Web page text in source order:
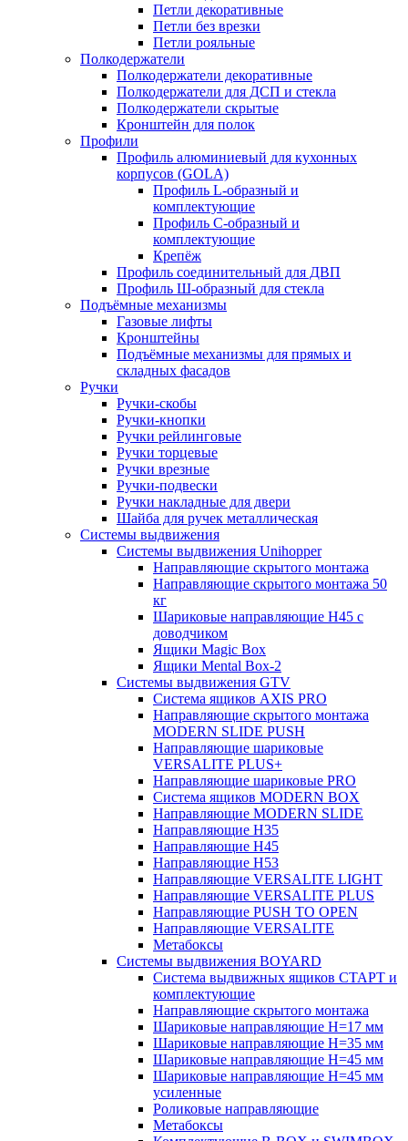
Петли декоративные
Петли без врезки
Петли рояльные
Полкодержатели
Полкодержатели декоративные
Полкодержатели для ДСП и стекла
Полкодержатели скрытые
Кронштейн для полок
Профили
Профиль алюминиевый для кухонных
корпусов (GOLA)
Профиль L-образный и
комплектующие
Профиль C-образный и
комплектующие
Крепёж
Профиль соединительный для ДВП
Профиль Ш-образный для стекла
Подъёмные механизмы
Газовые лифты
Кронштейны
Подъёмные механизмы для прямых и
складных фасадов
Ручки
Ручки-скобы
Ручки-кнопки
Ручки рейлинговые
Ручки торцевые
Ручки врезные
Ручки-подвески
Ручки накладные для двери
Шайба для ручек металлическая
Системы выдвижения
Системы выдвижения Unihopper
Направляющие скрытого монтажа
Направляющие скрытого монтажа 50
кг
Шариковые направляющие H45 с
доводчиком
Ящики Magic Box
Ящики Mental Box-2
Системы выдвижения GTV
Система ящиков AXIS PRO
Направляющие скрытого монтажа
MODERN SLIDE PUSH
Направляющие шариковые
VERSALITE PLUS+
Направляющие шариковые PRO
Система ящиков MODERN BOX
Направляющие MODERN SLIDE
Направляющие H35
Направляющие H45
Направляющие H53
Направляющие VERSALITE LIGHT
Направляющие VERSALITE PLUS
Направляющие PUSH TO OPEN
Направляющие VERSALITE
Метабоксы
Системы выдвижения BOYARD
Система выдвижных ящиков СТАРТ и
комплектующие
Направляющие скрытого монтажа
Шариковые направляющие H=17 мм
Шариковые направляющие H=35 мм
Шариковые направляющие H=45 мм
Шариковые направляющие H=45 мм
усиленные
Роликовые направляющие
Метабоксы